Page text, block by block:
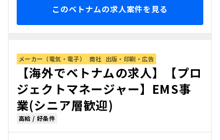
このベトナムの求人案件を見る
メーカー（電気・電子） 商社 出版・印刷・広告
【海外でベトナムの求人】【プロ
ジェクトマネージャー】EMS事
業(シニア層歓迎)
高給 / 好条件